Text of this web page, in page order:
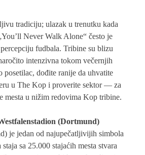
tradiciju; ulazak u trenutku kada
Never Walk Alone“ često je
fudbala. Tribine su blizu
intenzivna tokom večernjih
posetilac, dođite ranije da uhvatite
u The Kop i proverite sektor — za
mesta u nižim redovima Kop tribine.
(Dortmund)
je jedan od najupečatljivijih simbola
sa 25.000 stajaćih mesta stvara